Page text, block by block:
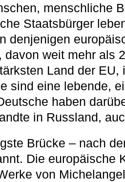
menschliche
Staatsbürger
denjenigen
davon weit mehr als
Land der
sind eine lebende,
haben
in Russland,
Brücke – nach
Die europäische
von